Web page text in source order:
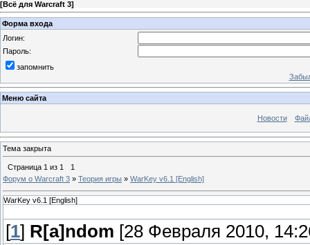
[Всё для Warcraft 3]
Форма входа
Логин:
Пароль:
запомнить
Меню сайта
Новости
Тема закрыта
Страница 1 из 1
1
Форум о Warcraft 3 » Теория игры » WarKey v6.1 [English]
WarKey v6.1 [English]
[1] R[a]ndom [28 Февраля 2010,